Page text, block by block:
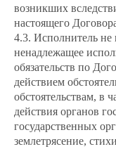
возникших
настоящего
4.3. Исполнитель не
ненадлежащее
обязательств по
действием
обстоятельствам, в
действия органов
государственных
землетрясение,